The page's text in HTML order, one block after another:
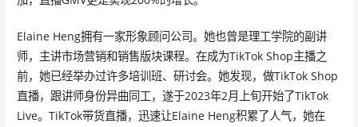
Elaine Heng拥有一家形象顾问公司。她也曾是理工学院的副讲
师，主讲市场营销和销售版块课程。在成为TikTok Shop主播之
前，她已经举办过许多培训班、研讨会。她发现，做TikTok Shop
直播，跟讲师身份异曲同工，遂于2023年2月上旬开始了TikTok
Live。TikTok带货直播，迅速让Elaine Heng积累了人气，她在